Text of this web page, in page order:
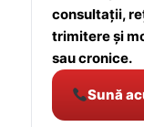
consultații,
trimitere și
sau cronice.
Sună